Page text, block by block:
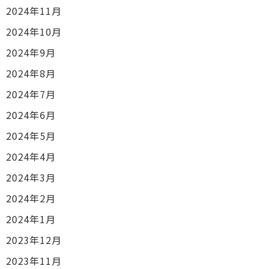
2024年11月
2024年10月
2024年9月
2024年8月
2024年7月
2024年6月
2024年5月
2024年4月
2024年3月
2024年2月
2024年1月
2023年12月
2023年11月